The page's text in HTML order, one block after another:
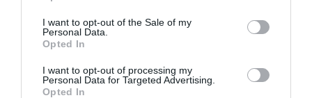
I want to opt-out of the Sale of my
Personal Data.
Opted In
I want to opt-out of processing my
Personal Data for Targeted Advertising.
Opted In